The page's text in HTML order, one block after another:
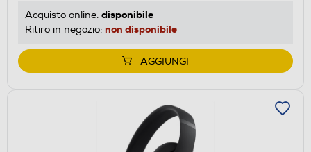
Acquisto online: disponibile
Ritiro in negozio: non disponibile
AGGIUNGI